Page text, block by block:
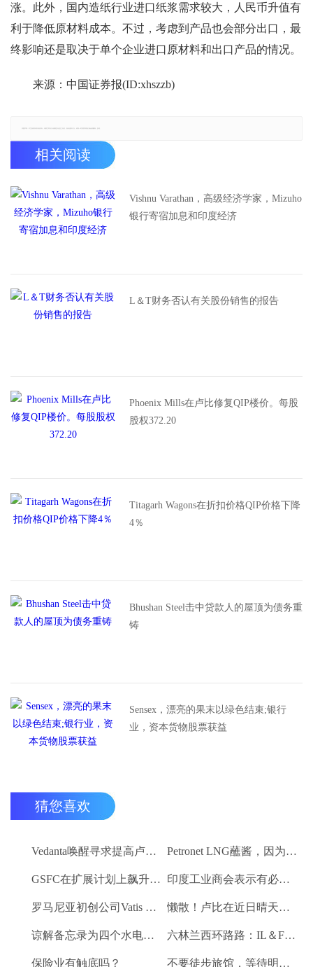
涨。此外，国内造纸行业进口纸浆需求较大，人民币升值有
利于降低原材料成本。不过，考虑到产品也会部分出口，最
终影响还是取决于单个企业进口原材料和出口产品的情况。
来源：中国证券报(ID:xhszzb)
相关阅读
Vishnu Varathan，高级经济学家，Mizuho
银行寄宿加息和印度经济
L＆T财务否认有关股份销售的报告
Phoenix Mills在卢比修复QIP楼价。每股
股权372.20
Titagarh Wagons在折扣价格QIP价格下降
4％
Bhushan Steel击中贷款人的屋顶为债务重
铸
Sensex，漂亮的果末以绿色结束;银行
业，资本货物股票获益
猜您喜欢
Vedanta唤醒寻求提高卢比。25-30亿卢比 Petronet LNG蘸酱，因为RBI禁令新鲜FII购买
GSFC在扩展计划上飙升2％ 印度工业商会表示有必要进一步推动家庭消费和私人投资
罗马尼亚初创公司Vatis Tech为其人工智能在线语音识别平台筹集了20万欧元 懒散！卢比在近日晴天结束
谅解备忘录为四个水电项目的发展，总容量为293兆瓦 六林兰西环路路：IL＆FS运输汇编2％
保险业有触底吗？ 不要徒步旅馆，等待明确的工资和价格通胀迹象，IMF告诉喂养